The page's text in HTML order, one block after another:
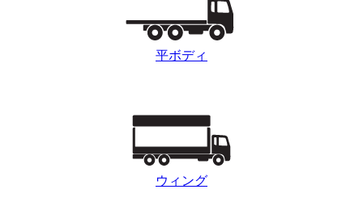
平ボディ
ウィング